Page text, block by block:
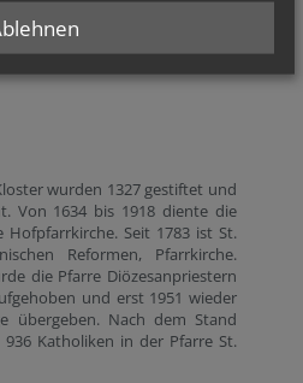
wurden 1327 gestiftet und
Von 1634 bis 1918 diente die
Hofpfarrkirche. Seit 1783 ist St.
Reformen, Pfarrkirche.
die Pfarre Diözesanpriestern
und erst 1951 wieder
übergeben. Nach dem Stand
Katholiken in der Pfarre St.